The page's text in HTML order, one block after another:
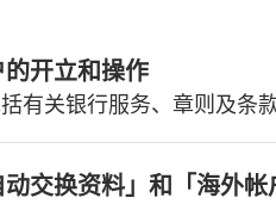
的开立和操作
括有关银行服务、章则及条
动交换资料」和「海外帐